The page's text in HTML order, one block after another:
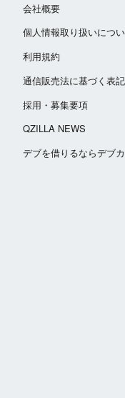
会社概要
個人情報取り扱いにつ
利用規約
通信販売法に基づく表記
採用・募集要項
QZILLA NEWS
デブを借りるならデブ